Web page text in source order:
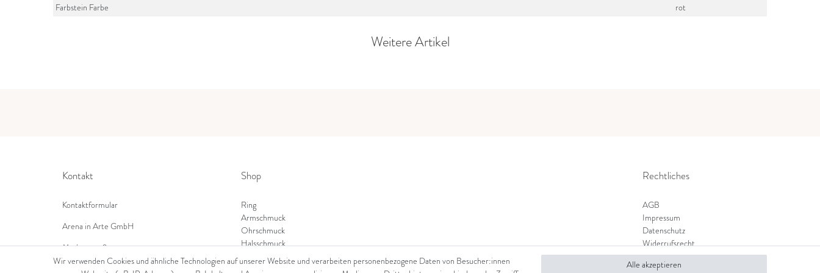
Farbstein Farbe
rot
Weitere Artikel
Kontakt
Kontaktformular
Arena in Arte GmbH
Marktgasse 2,
8600 Dübendorf
Shop
Ring
Armschmuck
Ohrschmuck
Halsschmuck
Rechtliches
AGB
Impressum
Datenschutz
Widerrufsrecht
Zahlung und Versand
Widerrufsformular
Wir verwenden Cookies und ähnliche Technologien auf unserer Website und verarbeiten personenbezogene Daten von Besucher:innen
Alle akzeptieren